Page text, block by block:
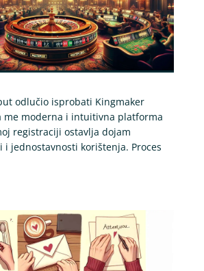
odlučio isprobati Kingmaker
me moderna i intuitivna platforma
registraciji ostavlja dojam
i jednostavnosti korištenja. Proces